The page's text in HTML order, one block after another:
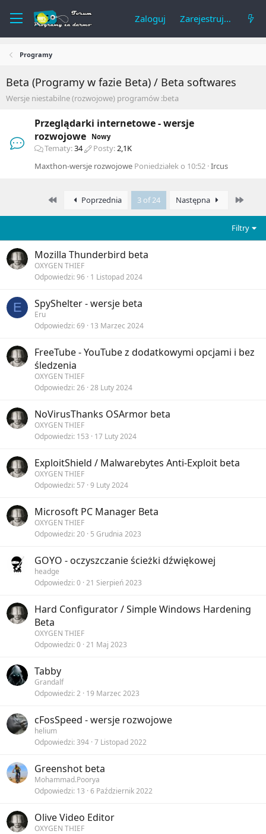
Zaloguj Zarejestruj się
Programy
Beta (Programy w fazie Beta) / Beta softwares
Wersje niestabilne (rozwojowe) programów :beta
Przeglądarki internetowe - wersje
rozwojowe
Nowy
Tematy 34 Posty 2,1K
Maxthon-wersje rozwojowe Poniedziałek o 10:52 Ircus
First Poprzednia 3 of 24 Następna
Filtry
Mozilla Thunderbird beta
OXYGEN THIEF
Odpowiedzi 96 1 Listopad 2024
E SpyShelter - wersje beta
Eru
Odpowiedzi 69 13 Marzec 2024
FreeTube - YouTube z dodatkowymi opcjami i bez
śledzenia
OXYGEN THIEF
Odpowiedzi 26 28 Luty 2024
NoVirusThanks OSArmor beta
OXYGEN THIEF
Odpowiedzi 153 17 Luty 2024
ExploitShield / Malwarebytes Anti-Exploit beta
OXYGEN THIEF
Odpowiedzi 57 9 Luty 2024
Microsoft PC Manager Beta
OXYGEN THIEF
Odpowiedzi 20 5 Grudnia 2023
GOYO - oczyszczanie ścieżki dźwiękowej
headge
Odpowiedzi 0 21 Sierpień 2023
Hard Configurator / Simple Windows Hardening
Beta
OXYGEN THIEF
Odpowiedzi 0 21 Maj 2023
Tabby
Grandalf
Odpowiedzi 2 19 Marzec 2023
cFosSpeed - wersje rozwojowe
helium
Odpowiedzi 394 7 Listopad 2022
Greenshot beta
Mohammad.Poorya
Odpowiedzi 13 6 Październik 2022
Olive Video Editor
OXYGEN THIEF